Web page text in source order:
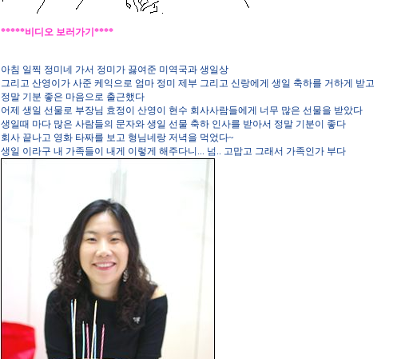
*****비디오 보러가기****
아침 일찍 정미네 가서 정미가 끓여준 미역국과 생일상
그리고 산영이가 사준 케익으로 엄마 정미 제부 그리고 신랑에게 생일 축하를 거하게 받고
정말 기분 좋은 마음으로 출근했다
어제 생일 선물로 부장님 효정이 산영이 현수 회사사람들에게 너무 많은 선물을 받았다
생일때 마다 많은 사람들의 문자와 생일 선물 축하 인사를 받아서 정말 기분이 좋다
회사 끝나고 영화 타짜를 보고 형님네랑 저녁을 먹었다~
생일 이라구 내 가족들이 내게 이렇게 해주다니... 넘.. 고맙고 그래서 가족인가 부다